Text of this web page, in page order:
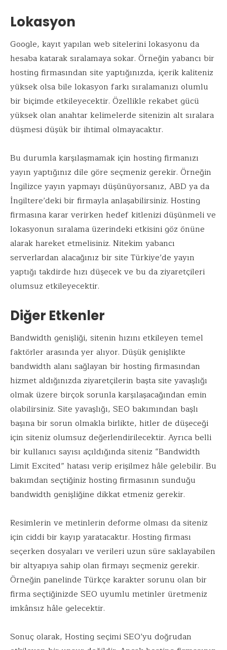
Lokasyon
Google, kayıt yapılan web sitelerini lokasyonu da
hesaba katarak sıralamaya sokar. Örneğin yabancı bir
hosting firmasından site yaptığınızda, içerik kaliteniz
yüksek olsa bile lokasyon farkı sıralamanızı olumlu
bir biçimde etkileyecektir. Özellikle rekabet gücü
yüksek olan anahtar kelimelerde sitenizin alt sıralara
düşmesi düşük bir ihtimal olmayacaktır.
Bu durumla karşılaşmamak için hosting firmanızı
yayın yaptığınız dile göre seçmeniz gerekir. Örneğin
İngilizce yayın yapmayı düşünüyorsanız, ABD ya da
İngiltere’deki bir firmayla anlaşabilirsiniz. Hosting
firmasına karar verirken hedef kitlenizi düşünmeli ve
lokasyonun sıralama üzerindeki etkisini göz önüne
alarak hareket etmelisiniz. Nitekim yabancı
serverlardan alacağınız bir site Türkiye’de yayın
yaptığı takdirde hızı düşecek ve bu da ziyaretçileri
olumsuz etkileyecektir.
Diğer Etkenler
Bandwidth genişliği, sitenin hızını etkileyen temel
faktörler arasında yer alıyor. Düşük genişlikte
bandwidth alanı sağlayan bir hosting firmasından
hizmet aldığınızda ziyaretçilerin başta site yavaşlığı
olmak üzere birçok sorunla karşılaşacağından emin
olabilirsiniz. Site yavaşlığı, SEO bakımından başlı
başına bir sorun olmakla birlikte, hitler de düşeceği
için siteniz olumsuz değerlendirilecektir. Ayrıca belli
bir kullanıcı sayısı açıldığında siteniz “Bandwidth
Limit Excited” hatası verip erişilmez hâle gelebilir. Bu
bakımdan seçtiğiniz hosting firmasının sunduğu
bandwidth genişliğine dikkat etmeniz gerekir.
Resimlerin ve metinlerin deforme olması da siteniz
için ciddi bir kayıp yaratacaktır. Hosting firması
seçerken dosyaları ve verileri uzun süre saklayabilen
bir altyapıya sahip olan firmayı seçmeniz gerekir.
Örneğin panelinde Türkçe karakter sorunu olan bir
firma seçtiğinizde SEO uyumlu metinler üretmeniz
imkânsız hâle gelecektir.
Sonuç olarak, Hosting seçimi SEO’yu doğrudan